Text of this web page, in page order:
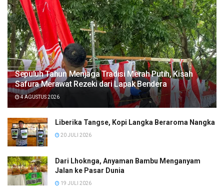
Sepuluh Tahun Menjaga Tradisi Merah Putih, Kisah
Safura Merawat Rezeki dari Lapak Bendera
4 AGUSTUS 2026
Liberika Tangse, Kopi Langka Beraroma Nangka
20 JULI 2026
Dari Lhoknga, Anyaman Bambu Menganyam
Jalan ke Pasar Dunia
19 JULI 2026